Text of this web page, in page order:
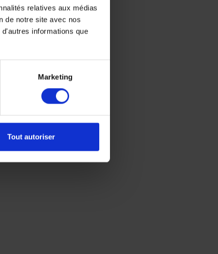
relatives aux médias
de notre site avec nos
informations que
Marketing
Tout autoriser